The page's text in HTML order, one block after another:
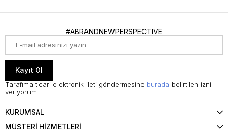
#ABRANDNEWPERSPECTIVE
Kayıt Ol
Tarafıma ticari elektronik ileti göndermesine burada belirtilen izni
veriyorum.
KURUMSAL
MÜŞTERİ HİZMETLERİ